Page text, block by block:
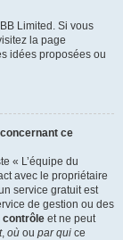
Limited. Si vous
la page
idées proposées ou
ce
« L’équipe du
avec le propriétaire
service gratuit est
de gestion ou des
contrôle et ne peut
, où ou par qui ce